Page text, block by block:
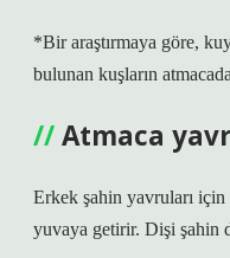
*Bir araştırmaya göre,
bulunan kuşların
Atmaca
Erkek şahin yavruları için
yuvaya getirir. Dişi şahin